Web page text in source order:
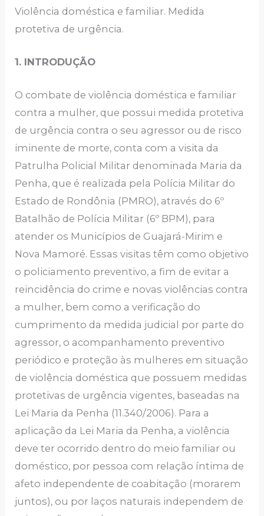
Violência doméstica e familiar. Medida
protetiva de urgência.
1. INTRODUÇÃO
O combate de violência doméstica e familiar
contra a mulher, que possui medida protetiva
de urgência contra o seu agressor ou de risco
iminente de morte, conta com a visita da
Patrulha Policial Militar denominada Maria da
Penha, que é realizada pela Polícia Militar do
Estado de Rondônia (PMRO), através do 6º
Batalhão de Polícia Militar (6º BPM), para
atender os Municípios de Guajará-Mirim e
Nova Mamoré. Essas visitas têm como objetivo
o policiamento preventivo, a fim de evitar a
reincidência do crime e novas violências contra
a mulher, bem como a verificação do
cumprimento da medida judicial por parte do
agressor, o acompanhamento preventivo
periódico e proteção às mulheres em situação
de violência doméstica que possuem medidas
protetivas de urgência vigentes, baseadas na
Lei Maria da Penha (11.340/2006). Para a
aplicação da Lei Maria da Penha, a violência
deve ter ocorrido dentro do meio familiar ou
doméstico, por pessoa com relação íntima de
afeto independente de coabitação (morarem
juntos), ou por laços naturais independem de